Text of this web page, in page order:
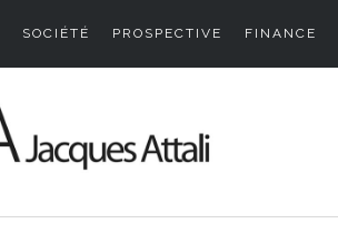
SOCIÉTÉ PROSPECTIVE FINANCE